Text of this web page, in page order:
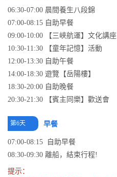
06:30-07:00 晨間養生八段錦
07:00-08:15 自助早餐
09:00-10:00 【三峽航運】文化講座
10:30-11:30 【童年記憶】活動
12:00-13:30 自助午餐
14:00-18:30 遊覽【岳陽樓】
18:30-20:00 自助晚餐
20:30-21:30 【賓主同樂】歡送會
第6天 早餐
07:00-08:15 自助早餐
08:30-09:30 離船，結束行程!
提示：